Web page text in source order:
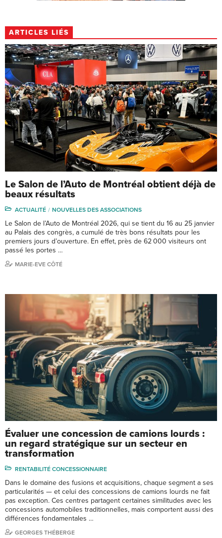
ARTICLES LIÉS
Le Salon de l’Auto de Montréal obtient déjà de
beaux résultats
ACTUALITÉ NOUVELLES DES ASSOCIATIONS
Le Salon de l’Auto de Montréal 2026, qui se tient du 16 au 25 janvier
au Palais des congrès, a cumulé de très bons résultats pour les
premiers jours d’ouverture. En effet, près de 62 000 visiteurs ont
passé les portes …
MARIE-EVE CÔTÉ
Évaluer une concession de camions lourds :
un regard stratégique sur un secteur en
transformation
RENTABILITÉ CONCESSIONNAIRE
Dans le domaine des fusions et acquisitions, chaque segment a ses
particularités — et celui des concessions de camions lourds ne fait
pas exception. Ces centres partagent certaines similitudes avec les
concessions automobiles traditionnelles, mais comportent aussi des
différences fondamentales …
GEORGES THÉBERGE